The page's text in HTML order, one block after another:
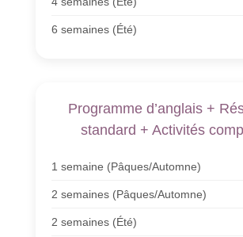
6 semaines (Été)
Programme d’anglais +
standard + Activités
1 semaine (Pâques/Automne)
2 semaines (Pâques/Automne)
2 semaines (Été)